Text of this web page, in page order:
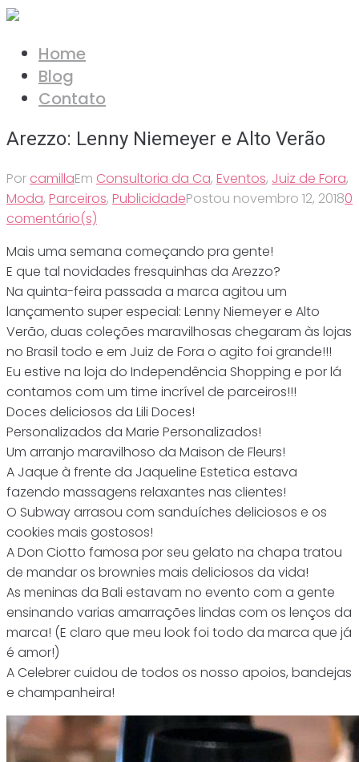
Ir
conteúdo
Home
Blog
Contato
Arezzo: Lenny Niemeyer e Alto Verão
Por camillaEm Consultoria da Ca, Eventos, Juiz de Fora,
Moda, Parceiros, PublicidadePostou novembro 12, 20180
comentário(s)
Mais uma semana começando pra gente!
E que tal novidades fresquinhas da Arezzo?
Na quinta-feira passada a marca agitou um
lançamento super especial: Lenny Niemeyer e Alto
Verão, duas coleções maravilhosas chegaram às lojas
no Brasil todo e em Juiz de Fora o agito foi grande!!!
Eu estive na loja do Independência Shopping e por lá
contamos com um time incrível de parceiros!!!
Doces deliciosos da Lili Doces!
Personalizados da Marie Personalizados!
Um arranjo maravilhoso da Maison de Fleurs!
A Jaque à frente da Jaqueline Estetica estava
fazendo massagens relaxantes nas clientes!
O Subway arrasou com sanduíches deliciosos e os
cookies mais gostosos!
A Don Ciotto famosa por seu gelato na chapa tratou
de mandar os brownies mais deliciosos da vida!
As meninas da Bali estavam no evento com a gente
ensinando varias amarrações lindas com os lenços da
marca! (E claro que meu look foi todo da marca que já
é amor!)
A Celebrer cuidou de todos os nosso apoios, bandejas
e champanheira!